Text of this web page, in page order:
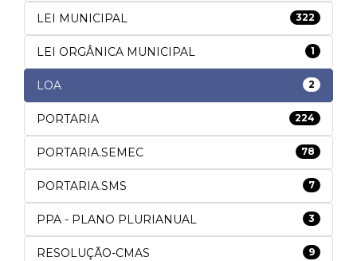
LEI MUNICIPAL 322
LEI ORGÂNICA MUNICIPAL 1
LOA 2
PORTARIA 224
PORTARIA.SEMEC 78
PORTARIA.SMS 7
PPA - PLANO PLURIANUAL 3
RESOLUÇÃO-CMAS 9